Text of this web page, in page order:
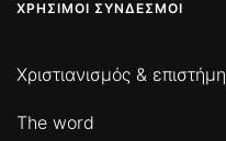
ΧΡΉΣΙΜΟΙ ΣΎΝΔΕΣΜΟΙ
Χριστιανισμός & επιστήμη
The word